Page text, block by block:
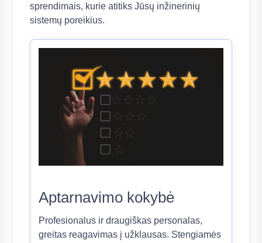
sprendimais, kurie atitiks Jūsų inžinerinių
sistemų poreikius.
Aptarnavimo kokybė
Profesionalus ir draugiškas personalas,
greitas reagavimas į užklausas. Stengiamės